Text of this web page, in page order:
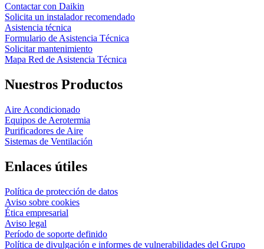
Contactar con Daikin
Solicita un instalador recomendado
Asistencia técnica
Formulario de Asistencia Técnica
Solicitar mantenimiento
Mapa Red de Asistencia Técnica
Nuestros Productos
Aire Acondicionado
Equipos de Aerotermia
Purificadores de Aire
Sistemas de Ventilación
Enlaces útiles
Política de protección de datos
Aviso sobre cookies
Ética empresarial
Aviso legal
Período de soporte definido
Política de divulgación e informes de vulnerabilidades del Grupo